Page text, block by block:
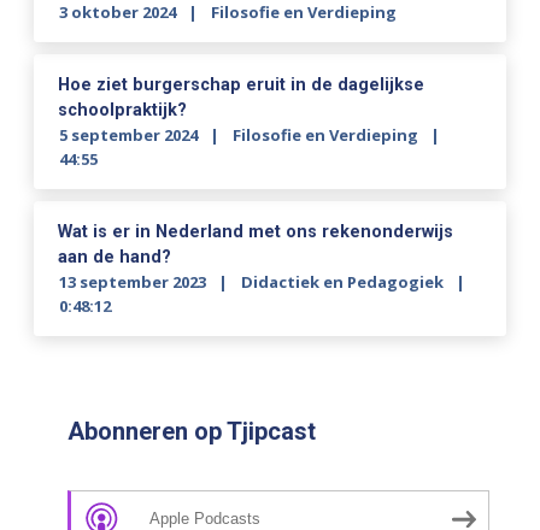
3 oktober 2024 Filosofie en Verdieping
Hoe ziet burgerschap eruit in de dagelijkse
schoolpraktijk?
5 september 2024
Filosofie en Verdieping
44:55
Wat is er in Nederland met ons rekenonderwijs
aan de hand?
13 september 2023
Didactiek en Pedagogiek
0:48:12
Abonneren op Tjipcast
Apple Podcasts